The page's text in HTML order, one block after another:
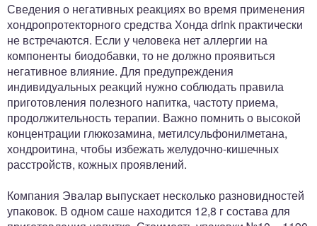
Сведения о негативных реакциях во время применения
хондропротекторного средства Хонда drink практически
не встречаются. Если у человека нет аллергии на
компоненты биодобавки, то не должно проявиться
негативное влияние. Для предупреждения
индивидуальных реакций нужно соблюдать правила
приготовления полезного напитка, частоту приема,
продолжительность терапии. Важно помнить о высокой
концентрации глюкозамина, метилсульфонилметана,
хондроитина, чтобы избежать желудочно-кишечных
расстройств, кожных проявлений.
Компания Эвалар выпускает несколько разновидностей
упаковок. В одном саше находится 12,8 г состава для